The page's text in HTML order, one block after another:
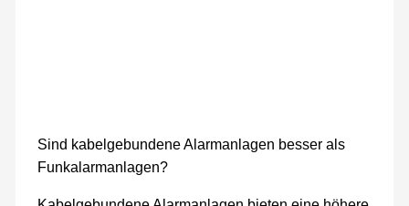
Sind kabelgebundene Alarmanlagen besser als
Funkalarmanlagen?